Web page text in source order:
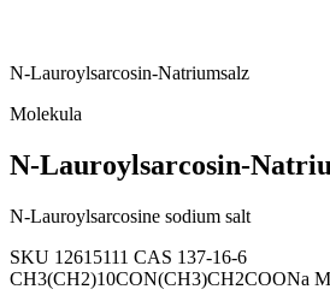
N-Lauroylsarcosin-Natriumsalz
Molekula
N-Lauroylsarcosin-
N-Lauroylsarcosine sodium salt
SKU 12615111 CAS 137-16-6
CH3(CH2)10CON(CH3)CH2COONa